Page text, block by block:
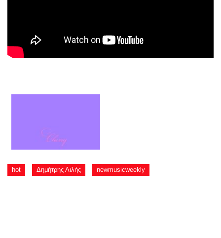
hot Δημήτρης Λιλής newmusicweekly